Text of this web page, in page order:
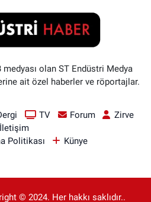
olan ST Endüstri Medya
ait özel haberler ve röportajlar.
TV Forum
Zirve
İletişim
Politikası
Künye
© 2024. Her hakkı saklıdır..